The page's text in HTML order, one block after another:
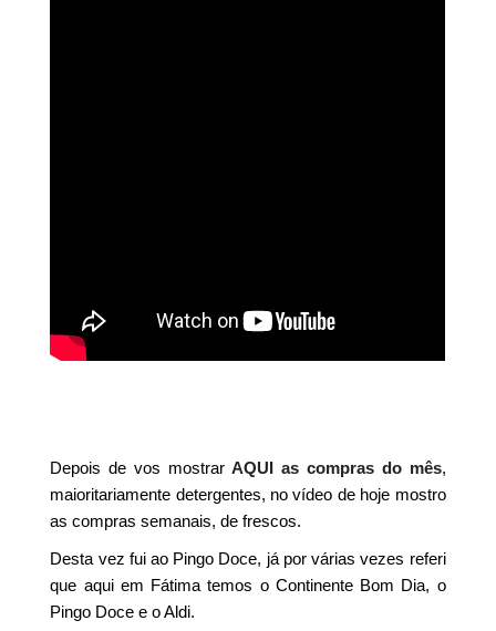
Depois de vos mostrarAQUI as compras do mês,
maioritariamente detergentes, no vídeo de hoje mostro
as compras semanais, de frescos.
Desta vez fui ao Pingo Doce, já por várias vezes referi
que aqui em Fátima temos o Continente Bom Dia, o
Pingo Doce e o Aldi.